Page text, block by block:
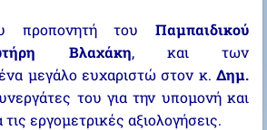
προπονητή του Παμπαιδικού
Βλαχάκη, και των
μεγάλο ευχαριστώ στον κ. Δημ.
του για την υπομονή και
εργομετρικές αξιολογήσεις.